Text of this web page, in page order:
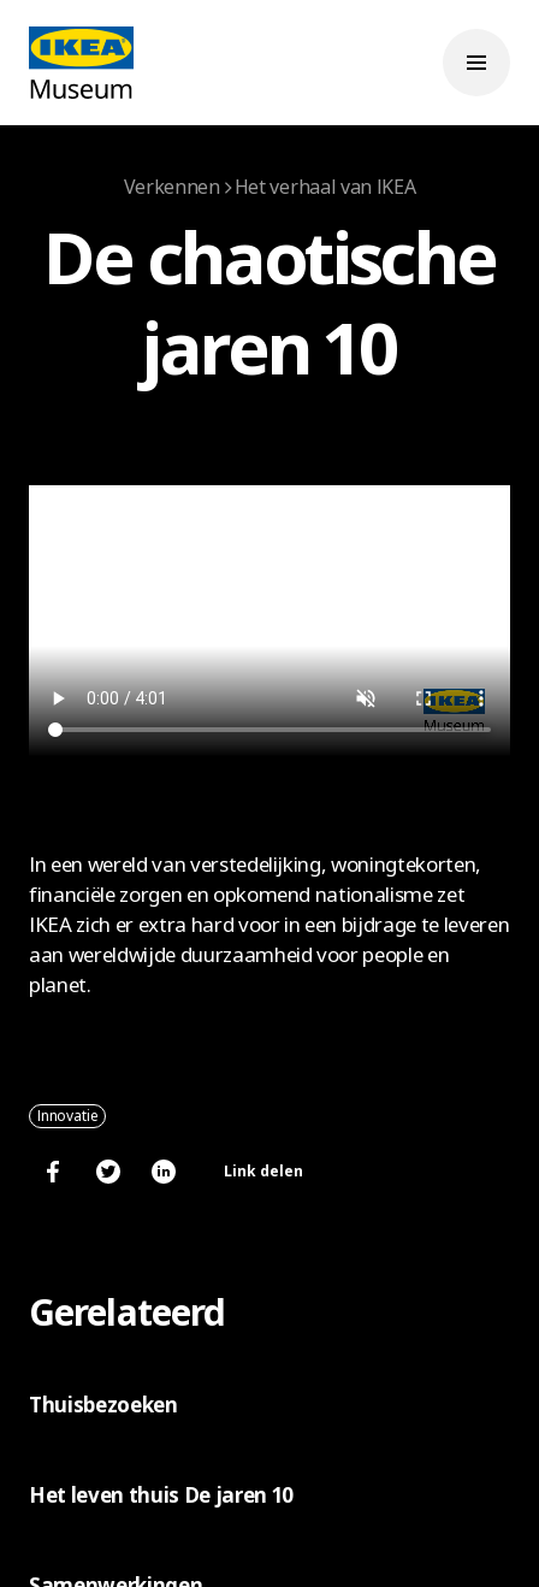
Verkennen Het verhaal van IKEA
De chaotische
jaren 10
In een wereld van verstedelijking, woningtekorten,
financiële zorgen en opkomend nationalisme zet
IKEA zich er extra hard voor in een bijdrage te leveren
aan wereldwijde duurzaamheid voor people en
planet.
Link delen
Innovatie
Gerelateerd
Thuisbezoeken
Het leven thuis De jaren 10